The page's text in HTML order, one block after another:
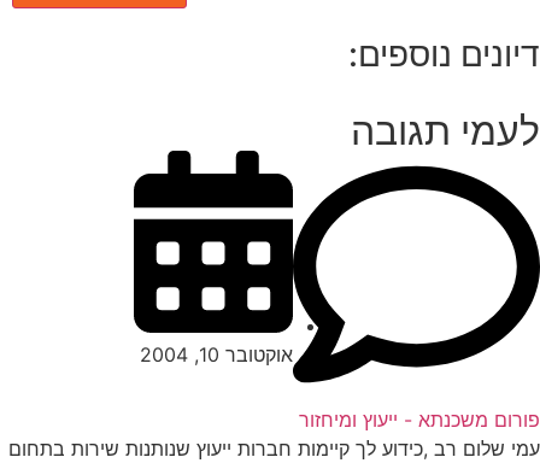
נוספים:
תגובה
משכנתא - ייעוץ ומיחזור
אוקטובר 10, 2004
שלום רב ,כידוע לך קיימות חברות ייעוץ שנותנות שירות בתחום